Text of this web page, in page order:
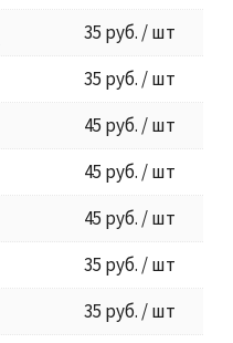
35 руб. / шт
35 руб. / шт
45 руб. / шт
45 руб. / шт
45 руб. / шт
35 руб. / шт
35 руб. / шт